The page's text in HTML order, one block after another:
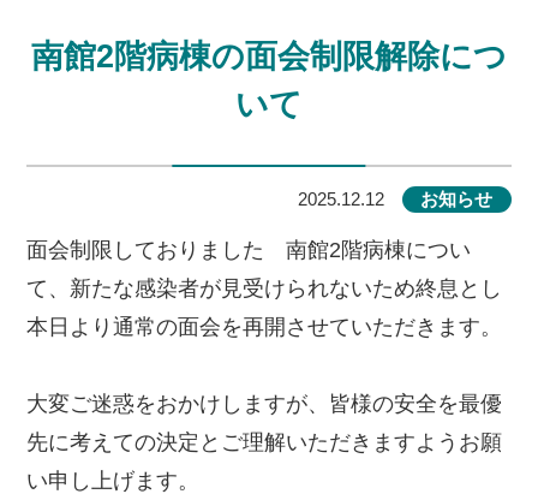
南館2階病棟の面会制限解除につ
いて
2025.12.12 お知らせ
面会制限しておりました 南館2階病棟につい
て、新たな感染者が見受けられないため終息とし
本日より通常の面会を再開させていただきます。
大変ご迷惑をおかけしますが、皆様の安全を最優
先に考えての決定とご理解いただきますようお願
い申し上げます。